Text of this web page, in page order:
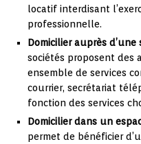
locatif interdisant
professionnelle.
Domicilier auprès
sociétés proposent des
ensemble de services
courrier, secrétariat
fonction des services
Domicilier dans un
permet de bénéficier